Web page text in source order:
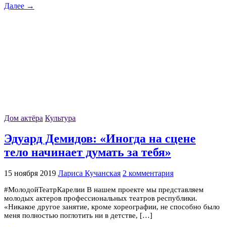
Далее →
Дом актёра Культура
Эдуард Демидов: «Иногда на сцене
тело начинает думать за тебя»
15 ноября 2019 Лариса Кучанская 2 комментария
#МолодойТеатрКарелии В нашем проекте мы представляем
молодых актеров профессиональных театров республики.
«Никакое другое занятие, кроме хореографии, не способно было
меня полностью поглотить ни в детстве, […]